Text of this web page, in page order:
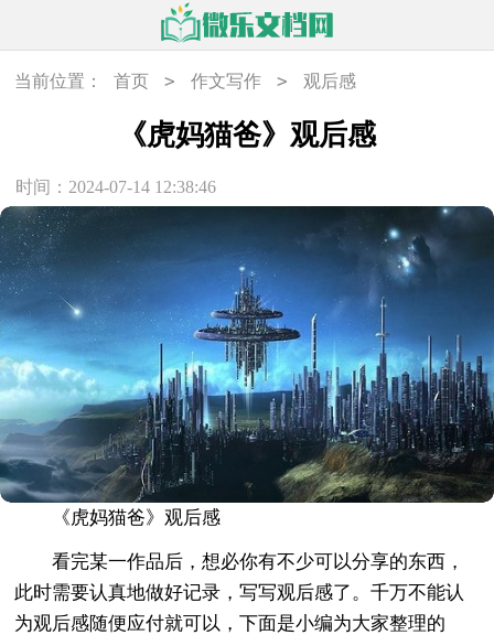
当前位置： 首页 > 作文写作 > 观后感
《虎妈猫爸》观后感
时间：2024-07-14 12:38:46
《虎妈猫爸》观后感
看完某一作品后，想必你有不少可以分享的东西，
此时需要认真地做好记录，写写观后感了。千万不能认
为观后感随便应付就可以，下面是小编为大家整理的